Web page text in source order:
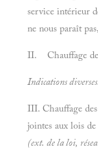
service intérieur
ne nous paraît
II. Chauffage
Indications
III. Chauffage
jointes aux lois
(ext. de la loi,